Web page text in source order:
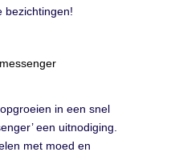
bezichtingen!
opgroeien in een snel
een uitnodiging.
met moed en